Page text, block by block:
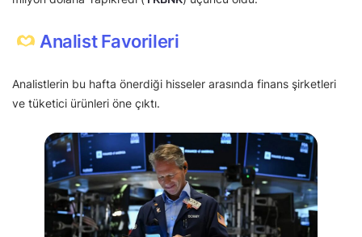
Analist Favorileri
Analistlerin bu hafta önerdiği hisseler arasında finans şirketleri
ve tüketici ürünleri öne çıktı.